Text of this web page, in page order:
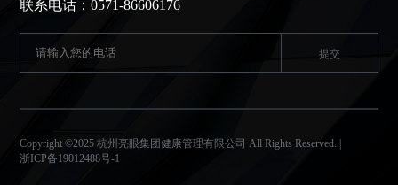
联系电话：0571-86606176
Copyright ©2025 杭州亮眼集团健康管理有限公司 All Rights Reserved. |
浙ICP备19012488号-1